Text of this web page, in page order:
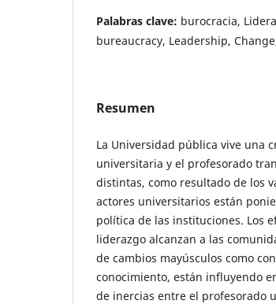
Palabras clave: burocracia,
bureaucracy, Leadership,
Resumen
La Universidad pública vive una
universitaria y el profesorado
distintas, como resultado de los
actores universitarios están
política de las instituciones. Los
liderazgo alcanzan a las
de cambios mayúsculos como
conocimiento, están influyendo
de inercias entre el profesorado